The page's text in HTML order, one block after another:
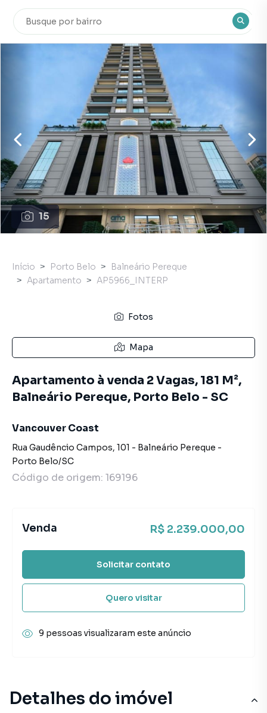
15
Detalhes do imóvel
Início Porto Belo
Balneário Pereque
Apartamento
AP5966_INTERP
Fotos
Mapa
Apartamento à venda 2 Vagas, 181 M²,
Balneário Pereque, Porto Belo - SC
Vancouver Coast
Rua Gaudêncio Campos, 101 - Balneário Pereque -
Porto Belo/SC
Código de origem: 169196
Venda R$ 2.239.000,00
Solicitar contato
Quero visitar
9 pessoas visualizaram este anúncio